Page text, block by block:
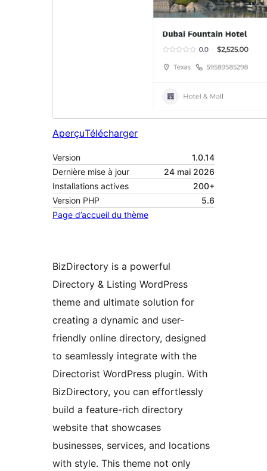
AperçuTélécharger
Version
1.0.14
Dernière mise à jour
24 mai 2026
Installations actives
200+
Version PHP
5.6
Page d’accueil du thème
BizDirectory is a powerful
Directory & Listing WordPress
theme and ultimate solution for
creating a dynamic and user-
friendly online directory, designed
to seamlessly integrate with the
Directorist WordPress plugin. With
BizDirectory, you can effortlessly
build a feature-rich directory
website that showcases
businesses, services, and locations
with style. This theme not only